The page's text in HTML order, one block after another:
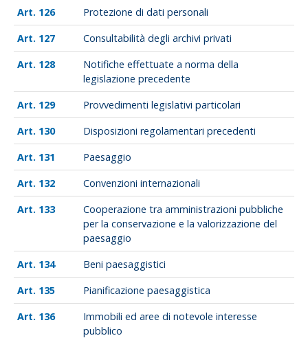
126
Protezione di dati personali
127
Consultabilità degli archivi privati
128
Notifiche effettuate a norma della
legislazione precedente
129
Provvedimenti legislativi particolari
130
Disposizioni regolamentari precedenti
131
Paesaggio
132
Convenzioni internazionali
133
Cooperazione tra amministrazioni pubbliche
per la conservazione e la valorizzazione del
paesaggio
134
Beni paesaggistici
135
Pianificazione paesaggistica
136
Immobili ed aree di notevole interesse
pubblico